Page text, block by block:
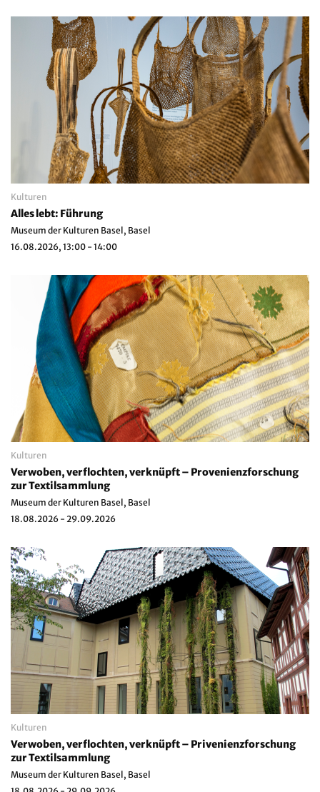
Kulturen
Alles lebt: Führung
Museum der Kulturen Basel, Basel
16.08.2026, 13:00 - 14:00
Kulturen
Verwoben, verflochten, verknüpft – Provenienzforschung
zur Textilsammlung
Museum der Kulturen Basel, Basel
18.08.2026 - 29.09.2026
Kulturen
Verwoben, verflochten, verknüpft – Privenienzforschung
zur Textilsammlung
Museum der Kulturen Basel, Basel